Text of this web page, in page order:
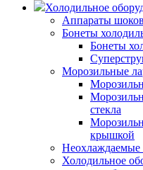
Холодильное
Аппараты
Бонеты
Бонеты
Морозильные
стекла
крышкой
Неохлаждаемые
Холодильное